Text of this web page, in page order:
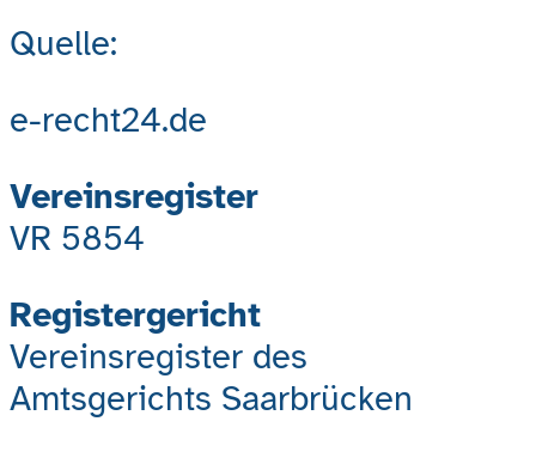
Quelle:
e-recht24.de
Vereinsregister
VR 5854
Registergericht
Vereinsregister des
Amtsgerichts Saarbrücken